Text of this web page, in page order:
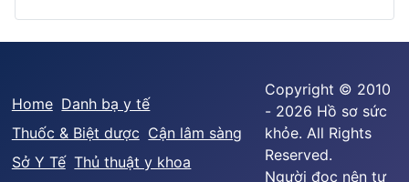
Home Danh bạ y tế
Thuốc & Biệt dược Cận lâm sàng
Sở Y Tế Thủ thuật y khoa
Copyright © 2010
- 2026 Hồ sơ sức
khỏe. All Rights
Reserved.
Người đọc nên tư